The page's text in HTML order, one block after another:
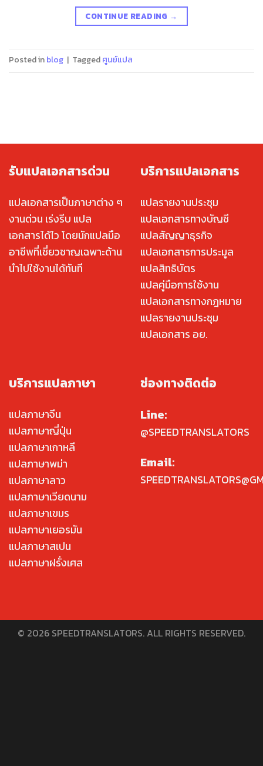
CONTINUE READING →
Posted inblog | Taggedศูนย์แปล
รับแปลเอกสารด่วน
แปลเอกสารเป็นภาษาต่าง ๆ
งานด่วน เร่งรีบ แปล
เอกสารได้ไว โดยนักแปลมือ
อาชีพที่เชี่ยวชาญเฉพาะด้าน
นำไปใช้งานได้ทันที
บริการแปลเอกสาร
แปลรายงานประชุม
แปลเอกสารทางบัญชี
แปลสัญญาธุรกิจ
แปลเอกสารการประมูล
แปลสิทธิบัตร
แปลคู่มือการใช้งาน
แปลเอกสารทางกฎหมาย
แปลรายงานประชุม
แปลเอกสาร อย.
บริการแปลภาษา
แปลภาษาจีน
แปลภาษาญี่ปุ่น
แปลภาษาเกาหลี
แปลภาษาพม่า
แปลภาษาลาว
แปลภาษาเวียดนาม
แปลภาษาเขมร
แปลภาษาเยอรมัน
แปลภาษาสเปน
แปลภาษาฝรั่งเศส
ช่องทางติดต่อ
Line:
@SPEEDTRANSLATORS
Email:
© 2026 SPEEDTRANSLATORS. ALL RIGHTS RESERVED.